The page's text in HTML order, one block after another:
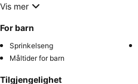
Vis mer
For barn
Sprinkelseng
Måltider for barn
Tilgjengelighet